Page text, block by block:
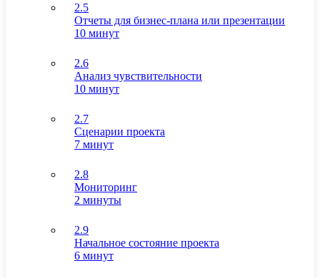
2.5
Отчеты для бизнес-плана или презентации
10 минут
2.6
Анализ чувствительности
10 минут
2.7
Сценарии проекта
7 минут
2.8
Мониторинг
2 минуты
2.9
Начальное состояние проекта
6 минут